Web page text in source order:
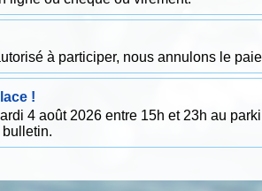
à participer, nous annulons le
!
4 août 2026 entre 15h et 23h au
bulletin.